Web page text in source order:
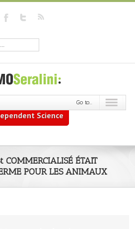
Science
Go to...
COMMERCIALISÉ ÉTAIT
POUR LES ANIMAUX